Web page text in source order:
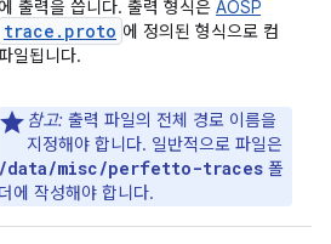
에 출력을 씁니다. 출력 형식은 AOSP
trace.proto 에 정의된 형식으로 컴
일됩니다.
참고: 출력 파일의 전체 경로 이름을
지정해야 합니다. 일반적으로 파일은
/data/misc/perfetto-traces 폴
더에 작성해야 합니다.